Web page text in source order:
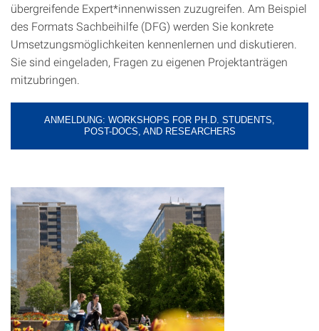
übergreifende Expert*innenwissen zuzugreifen. Am Beispiel
des Formats Sachbeihilfe (DFG) werden Sie konkrete
Umsetzungsmöglichkeiten kennenlernen und diskutieren.
Sie sind eingeladen, Fragen zu eigenen Projektanträgen
mitzubringen.
ANMELDUNG: WORKSHOPS FOR PH.D. STUDENTS,
POST-DOCS, AND RESEARCHERS